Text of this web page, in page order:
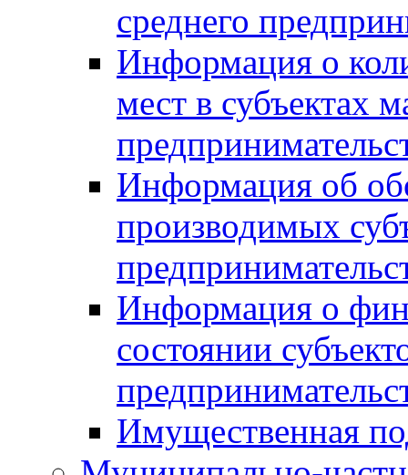
среднего
Информация о
мест в субъектах
Информация об
производимых
Информация о
состоянии
Имущественная